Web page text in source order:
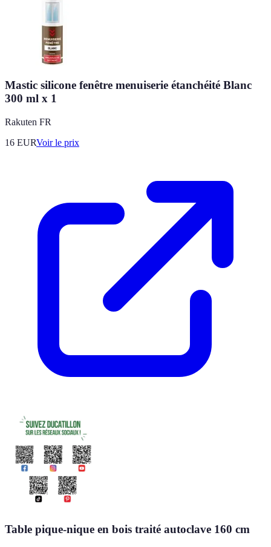
Mastic silicone fenêtre menuiserie étanchéité Blanc
300 ml x 1
Rakuten FR
16 EURVoir le prix
Table pique-nique en bois traité autoclave 160 cm